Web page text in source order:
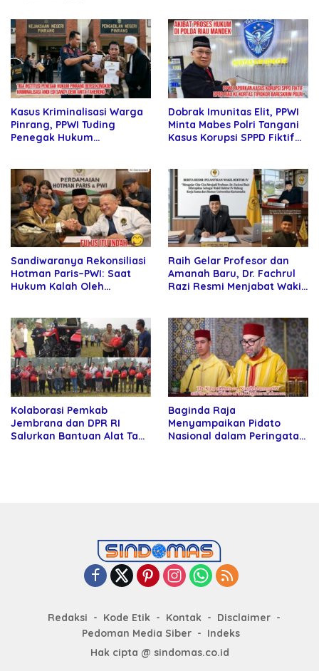
Kasus Kriminalisasi Warga
Pinrang, PPWI Tuding
Penegak Hukum
Dobrak Imunitas Elit, PPWI
Minta Mabes Polri Tangani
Kasus Korupsi SPPD Fiktif
Sandiwaranya Rekonsiliasi
Hotman Paris–PWI: Saat
Hukum Kalah Oleh
Raih Gelar Profesor dan
Amanah Baru, Dr. Fachrul
Razi Resmi Menjabat Wakil
Kolaborasi Pemkab
Jembrana dan DPR RI
Salurkan Bantuan Alat Tani
Baginda Raja
Menyampaikan Pidato
Nasional dalam Peringatan
Redaksi Kode Etik Kontak
Disclaimer
Pedoman Media Siber
Indeks
Hak cipta @ sindomas.co.id